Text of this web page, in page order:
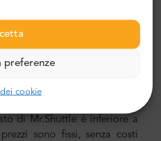
preferenze
cookie
minivan e minibus nuovi,
aria condizionata. Il nostro
piloti veterani esperti, che
in aeroporto e città
di Mr.Shuttle è inferiore a
sono fissi, senza costi